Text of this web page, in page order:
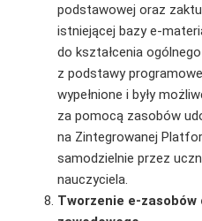
podstawowej oraz
istniejącej bazy e-
do kształcenia
z podstawy
wypełnione i były
za pomocą zasobów
na Zintegrowanej
samodzielnie przez
nauczyciela.
Tworzenie e-zasobów